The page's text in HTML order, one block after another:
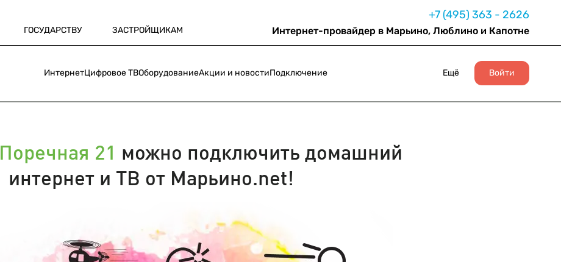
ГОСУДАРСТВУ ЗАСТРОЙЩИКАМ
+7 (495) 363 - 2626
Интернет-провайдер в Марьино, Люблино и Капотне
ИнтернетЦифровое ТВОборудованиеАкции и новостиПодключение Ещё Войти
Поречная 21 можно подключить домашний
интернет и ТВ от Марьино.net!